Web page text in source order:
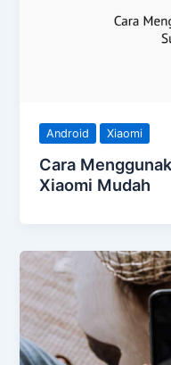
Android Xiaomi
Cara
Xiaomi Mudah